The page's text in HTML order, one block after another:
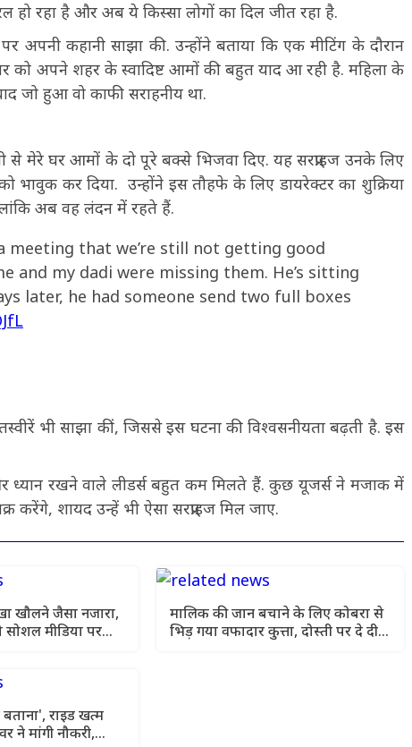
हो रहा है और अब ये किस्सा लोगों का दिल जीत रहा है.
अपनी कहानी साझा की. उन्होंने बताया कि एक मीटिंग के दौरान
को अपने शहर के स्वादिष्ट आमों की बहुत याद आ रही है. महिला के
जो हुआ वो काफी सराहनीय था.
से मेरे घर आमों के दो पूरे बक्से भिजवा दिए. यह सरप्राइज उनके लिए
भावुक कर दिया. उन्होंने इस तौहफे के लिए डायरेक्टर का शुक्रिया
अब वह लंदन में रहते हैं.
that we’re still not getting good
and my dadi were missing them. He’s sitting
later, he had someone send two full boxes
भी साझा कीं, जिससे इस घटना की विश्वसनीयता बढ़ती है. इस
ध्यान रखने वाले लीडर्स बहुत कम मिलते हैं. कुछ यूजर्स ने मजाक में
करेंगे, शायद उन्हें भी ऐसा सरप्राइज मिल जाए.
खौलने जैसा नजारा,
सोशल मीडिया पर
मालिक की जान बचाने के लिए कोबरा से
भिड़ गया वफादार कुत्ता, दोस्ती पर दे दी
राइड खत्म
ने मांगी नौकरी,